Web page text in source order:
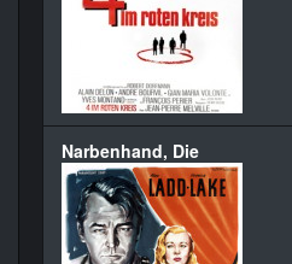
Narbenhand, Die